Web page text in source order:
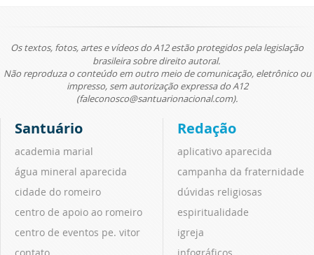
Os textos, fotos, artes e vídeos do A12 estão protegidos pela legislação
brasileira sobre direito autoral.
Não reproduza o conteúdo em outro meio de comunicação, eletrônico ou
impresso, sem autorização expressa do A12
(faleconosco@santuarionacional.com).
Santuário
academia marial
água mineral aparecida
cidade do romeiro
centro de apoio ao romeiro
centro de eventos pe. vitor
Redação
aplicativo aparecida
campanha da fraternidade
dúvidas religiosas
espiritualidade
igreja